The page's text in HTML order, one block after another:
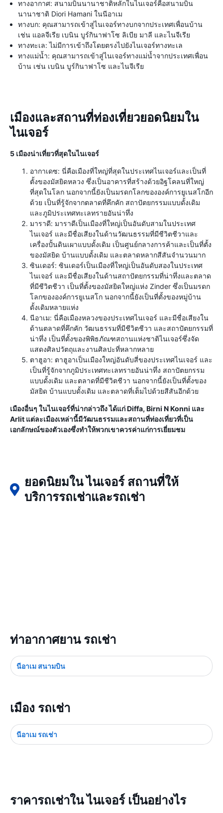
ทางอากาศ: สนามบินนานาชาติหลักในไนเจอร์คือสนามบิน
นานาชาติ Diori Hamani ในนีอาเม
ทางบก: คุณสามารถเข้าสู่ไนเจอร์ทางบกจากประเทศเพื่อนบ้าน
เช่น แอลจีเรีย เบนิน บูร์กินาฟาโซ ลิเบีย มาลี และไนจีเรีย
ทางทะเล: ไม่มีการเข้าถึงโดยตรงไปยังไนเจอร์ทางทะเล
ทางแม่น้ำ: คุณสามารถเข้าสู่ไนเจอร์ทางแม่น้ำจากประเทศเพื่อน
บ้าน เช่น เบนิน บูร์กินาฟาโซ และไนจีเรีย
เมืองและสถานที่ท่องเที่ยวยอดนิยมใน
ไนเจอร์
5 เมืองน่าเที่ยวที่สุดในไนเจอร์
อากาเดซ: นี่คือเมืองที่ใหญ่ที่สุดในประเทศไนเจอร์และเป็นที่
ตั้งของมัสยิดหลวง ซึ่งเป็นอาคารที่สร้างด้วยอิฐโคลนที่ใหญ่
ที่สุดในโลก นอกจากนี้ยังเป็นมรดกโลกขององค์การยูเนสโกอีก
ด้วย เป็นที่รู้จักจากตลาดที่คึกคัก สถาปัตยกรรมแบบดั้งเดิม
และภูมิประเทศทะเลทรายอันน่าทึ่ง
มาราดี: มาราดีเป็นเมืองที่ใหญ่เป็นอันดับสามในประเทศ
ไนเจอร์ และมีชื่อเสียงในด้านวัฒนธรรมที่มีชีวิตชีวาและ
เครื่องปั้นดินเผาแบบดั้งเดิม เป็นศูนย์กลางการค้าและเป็นที่ตั้ง
ของมัสยิด บ้านแบบดั้งเดิม และตลาดหลากสีสันจำนวนมาก
ซินเดอร์: ซินเดอร์เป็นเมืองที่ใหญ่เป็นอันดับสองในประเทศ
ไนเจอร์ และมีชื่อเสียงในด้านสถาปัตยกรรมที่น่าทึ่งและตลาด
ที่มีชีวิตชีวา เป็นที่ตั้งของมัสยิดใหญ่แห่ง Zinder ซึ่งเป็นมรดก
โลกขององค์การยูเนสโก นอกจากนี้ยังเป็นที่ตั้งของหมู่บ้าน
ดั้งเดิมหลายแห่ง
นีอาเม: นี่คือเมืองหลวงของประเทศไนเจอร์ และมีชื่อเสียงใน
ด้านตลาดที่คึกคัก วัฒนธรรมที่มีชีวิตชีวา และสถาปัตยกรรมที่
น่าทึ่ง เป็นที่ตั้งของพิพิธภัณฑสถานแห่งชาติไนเจอร์ซึ่งจัด
แสดงศิลปวัตถุและงานศิลปะที่หลากหลาย
ตาฮูอา: ตาฮูอาเป็นเมืองใหญ่อันดับสี่ของประเทศไนเจอร์ และ
เป็นที่รู้จักจากภูมิประเทศทะเลทรายอันน่าทึ่ง สถาปัตยกรรม
แบบดั้งเดิม และตลาดที่มีชีวิตชีวา นอกจากนี้ยังเป็นที่ตั้งของ
มัสยิด บ้านแบบดั้งเดิม และตลาดที่เต็มไปด้วยสีสันอีกด้วย
เมืองอื่นๆ ในไนเจอร์ที่น่ากล่าวถึง ได้แก่ Diffa, Birni N Konni และ
Arlit แต่ละเมืองเหล่านี้มีวัฒนธรรมและสถานที่ท่องเที่ยวที่เป็น
เอกลักษณ์ของตัวเองซึ่งทำให้พวกเขาควรค่าแก่การเยี่ยมชม
ยอดนิยมใน ไนเจอร์ สถานที่ให้
บริการรถเช่าและรถเช่า
ท่าอากาศยาน รถเช่า
นีอาเม สนามบิน
เมือง รถเช่า
นีอาเม รถเช่า
ราคารถเช่าใน ไนเจอร์ เป็นอย่างไร